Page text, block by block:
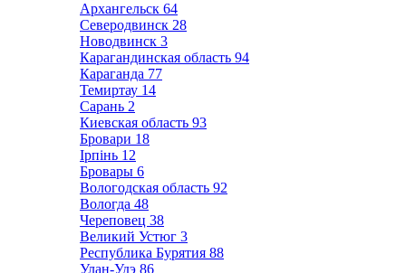
Архангельск 64
Северодвинск 28
Новодвинск 3
Карагандинская область 94
Караганда 77
Темиртау 14
Сарань 2
Киевская область 93
Бровари 18
Ірпінь 12
Бровары 6
Вологодская область 92
Вологда 48
Череповец 38
Великий Устюг 3
Республика Бурятия 88
Улан-Удэ 86